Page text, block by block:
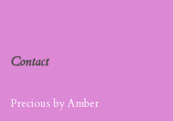
Precious by Amber